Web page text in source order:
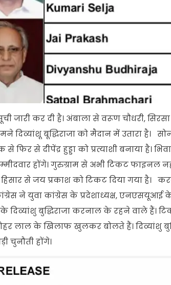
जारी कर दी है। अंबाला से वरूण चौधरी,
दिव्यांशू बूद्धिराजा को मैदान में उतारा है।
से दीपेंद्र हुड्डा को प्रत्याशी बनाया है।
होंगे। गुरुग्राम से अभी टिकट फाइनल
से जय प्रकाश को टिकट दिया गया है।
ने युवा कांग्रेस के प्रदेशाध्यक्ष, एनएसयूआई
के दिव्यांशु बुद्धिराजा करनाल के रहने वाले हैं।
लाल के खिलाफ खुलकर बोलते हैं। दिव्यांशु
चुनौती होंगे।